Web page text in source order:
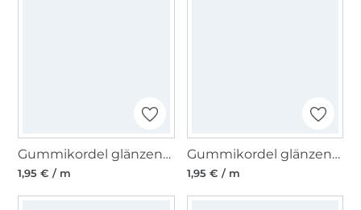
Gummikordel glänzend, petrol
1,95 € / m
Gummikordel glänzend, pink
1,95 € / m